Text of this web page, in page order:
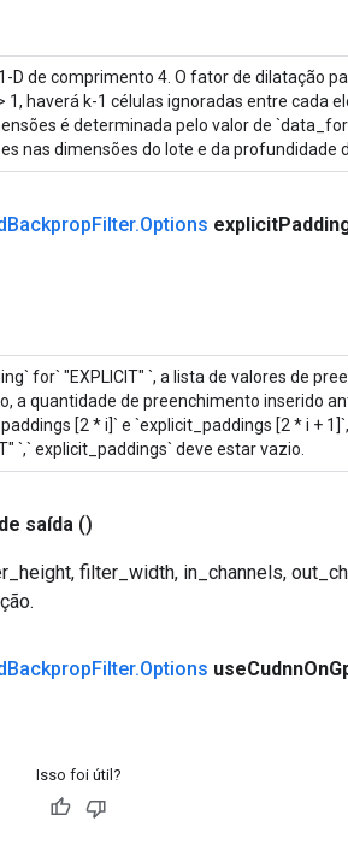
D de comprimento 4. O fator de dilatação
1, haverá k-1 células ignoradas entre cada
é determinada pelo valor de
nas dimensões do lote e da profundidade
BackpropFilter.Options explicit
for` "EXPLICIT" `, a lista de valores de
a quantidade de preenchimento inserido
[2 * i]` e `explicit_paddings [2 * i +
`,` explicit_paddings` deve estar vazio.
de saída ()
filter_width, in_channels,
BackpropFilter.Options useCudnnOn
Isso foi útil?